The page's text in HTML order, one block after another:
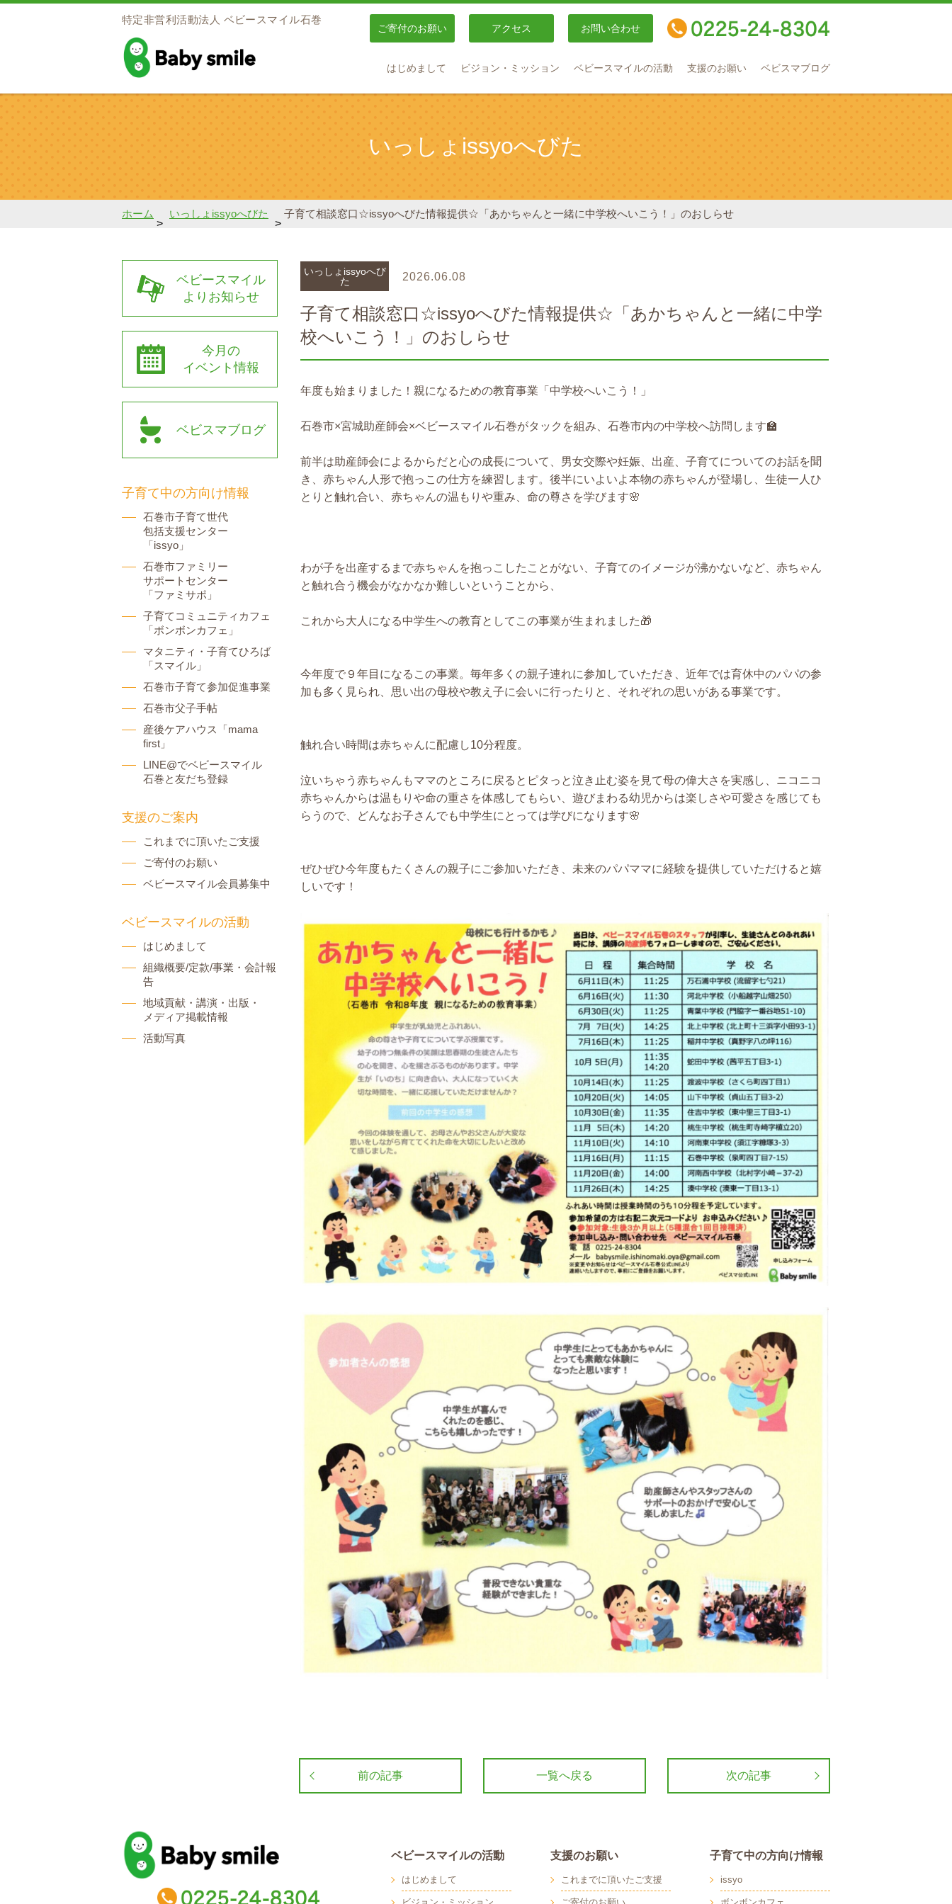
特定非営利活動法人 ベビースマイル石巻
ご寄付のお願い アクセス お問い合わせ
はじめまして ビジョン・ミッション ベビースマイルの活動 支援のお願い ベビスマブログ
いっしょissyoへびた
ホーム
>
いっしょissyoへびた
>
子育て相談窓口☆issyoへびた情報提供☆「あかちゃんと一緒に中学校へいこう！」のおしらせ
いっしょissyoへび
た
2026.06.08
子育て相談窓口☆issyoへびた情報提供☆「あかちゃんと一緒に中学
校へいこう！」のおしらせ
年度も始まりました！親になるための教育事業「中学校へいこう！」
石巻市×宮城助産師会×ベビースマイル石巻がタックを組み、石巻市内の中学校へ訪問します🏫
前半は助産師会によるからだと心の成長について、男女交際や妊娠、出産、子育てについてのお話を聞
き、赤ちゃん人形で抱っこの仕方を練習します。後半にいよいよ本物の赤ちゃんが登場し、生徒一人ひ
とりと触れ合い、赤ちゃんの温もりや重み、命の尊さを学びます🌸
わが子を出産するまで赤ちゃんを抱っこしたことがない、子育てのイメージが沸かないなど、赤ちゃん
と触れ合う機会がなかなか難しいということから、
これから大人になる中学生への教育としてこの事業が生まれました🎁
今年度で９年目になるこの事業。毎年多くの親子連れに参加していただき、近年では育休中のパパの参
加も多く見られ、思い出の母校や教え子に会いに行ったりと、それぞれの思いがある事業です。
触れ合い時間は赤ちゃんに配慮し10分程度。
泣いちゃう赤ちゃんもママのところに戻るとピタっと泣き止む姿を見て母の偉大さを実感し、ニコニコ
赤ちゃんからは温もりや命の重さを体感してもらい、遊びまわる幼児からは楽しさや可愛さを感じても
らうので、どんなお子さんでも中学生にとっては学びになります🌸
ぜひぜひ今年度もたくさんの親子にご参加いただき、未来のパパママに経験を提供していただけると嬉
しいです！
前の記事 次の記事
一覧へ戻る
ベビースマイル
よりお知らせ
今月の
イベント情報
ベビスマブログ
子育て中の方向け情報
石巻市子育て世代
包括支援センター
「issyo」
石巻市ファミリー
サポートセンター
「ファミサポ」
子育てコミュニティカフェ
「ボンボンカフェ」
マタニティ・子育てひろば
「スマイル」
石巻市子育て参加促進事業
石巻市父子手帖
産後ケアハウス「mama
first」
LINE@でベビースマイル
石巻と友だち登録
支援のご案内
これまでに頂いたご支援
ご寄付のお願い
ベビースマイル会員募集中
ベビースマイルの活動
はじめまして
組織概要/定款/事業・会計報
告
地域貢献・講演・出版・
メディア掲載情報
活動写真
baby smile
ベビースマイルの活動
はじめまして
支援のお願い
これまでに頂いたご支援
子育て中の方向け情報
issyo